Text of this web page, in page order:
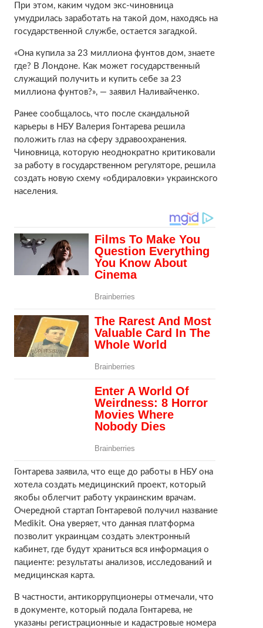
При этом, каким чудом экс-чиновница
умудрилась заработать на такой дом, находясь на
государственной службе, остается загадкой.
«Она купила за 23 миллиона фунтов дом, знаете
где? В Лондоне. Как может государственный
служащий получить и купить себе за 23
миллиона фунтов?», — заявил Наливайченко.
Ранее сообщалось, что после скандальной
карьеры в НБУ Валерия Гонтарева решила
положить глаз на сферу здравоохранения.
Чиновница, которую неоднократно критиковали
за работу в государственном регуляторе, решила
создать новую схему «обдираловки» украинского
населения.
Гонтарева заявила, что еще до работы в НБУ она
хотела создать медицинский проект, который
якобы облегчит работу украинским врачам.
Очередной стартап Гонтаревой получил название
Medikit. Она уверяет, что данная платформа
позволит украинцам создать электронный
кабинет, где будут храниться вся информация о
пациенте: результаты анализов, исследований и
медицинская карта.
В частности, антикоррупционеры отмечали, что
в документе, который подала Гонтарева, не
указаны регистрационные и кадастровые номера